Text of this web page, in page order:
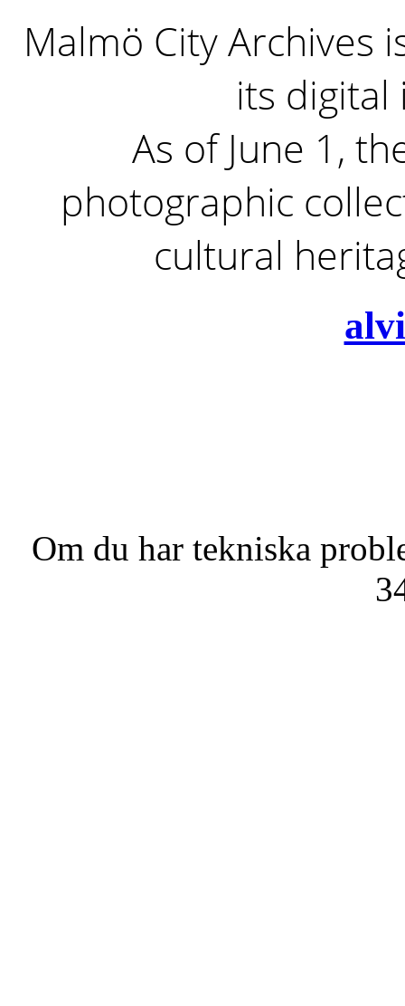
Malmö City Archives
its digital
As of June 1,
photographic
cultural
Om du har tekniska